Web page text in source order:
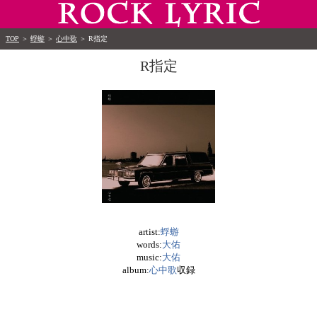
TOP ＞ 蜉蝣 ＞ 心中歌 ＞ R指定
R指定
artist:蜉蝣
words:大佑
music:大佑
album:心中歌収録